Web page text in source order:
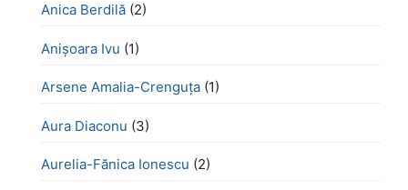
Anica Berdilă (2)
Anișoara Ivu (1)
Arsene Amalia-Crenguța (1)
Aura Diaconu (3)
Aurelia-Fănica Ionescu (2)